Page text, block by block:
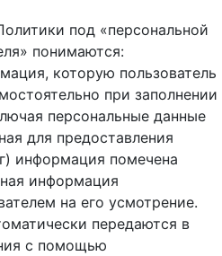
под «персональной
понимаются:
которую пользователь
при заполнении
персональные данные
для предоставления
информация помечена
информация
на его усмотрение.
передаются в
с помощью